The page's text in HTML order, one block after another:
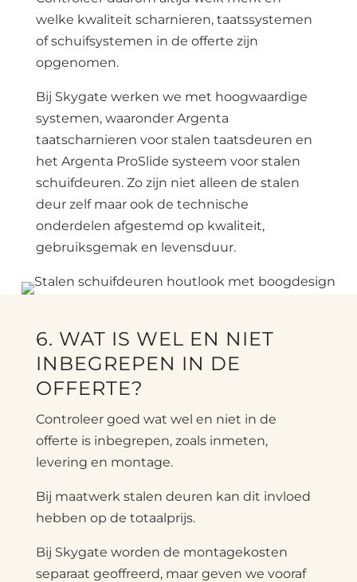
welke kwaliteit scharnieren, taatssystemen
of schuifsystemen in de offerte zijn
opgenomen.
Bij Skygate werken we met hoogwaardige
systemen, waaronder Argenta
taatscharnieren voor stalen taatsdeuren en
het Argenta ProSlide systeem voor stalen
schuifdeuren. Zo zijn niet alleen de stalen
deur zelf maar ook de technische
onderdelen afgestemd op kwaliteit,
gebruiksgemak en levensduur.
6. WAT IS WEL EN NIET
INBEGREPEN IN DE
OFFERTE?
Controleer goed wat wel en niet in de
offerte is inbegrepen, zoals inmeten,
levering en montage.
Bij maatwerk stalen deuren kan dit invloed
hebben op de totaalprijs.
Bij Skygate worden de montagekosten
separaat geoffreerd, maar geven we vooraf